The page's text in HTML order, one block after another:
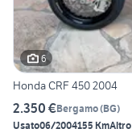
6
Honda CRF 450 2004
2.350 €Bergamo(BG)
Usato06/2004155 KmAltro